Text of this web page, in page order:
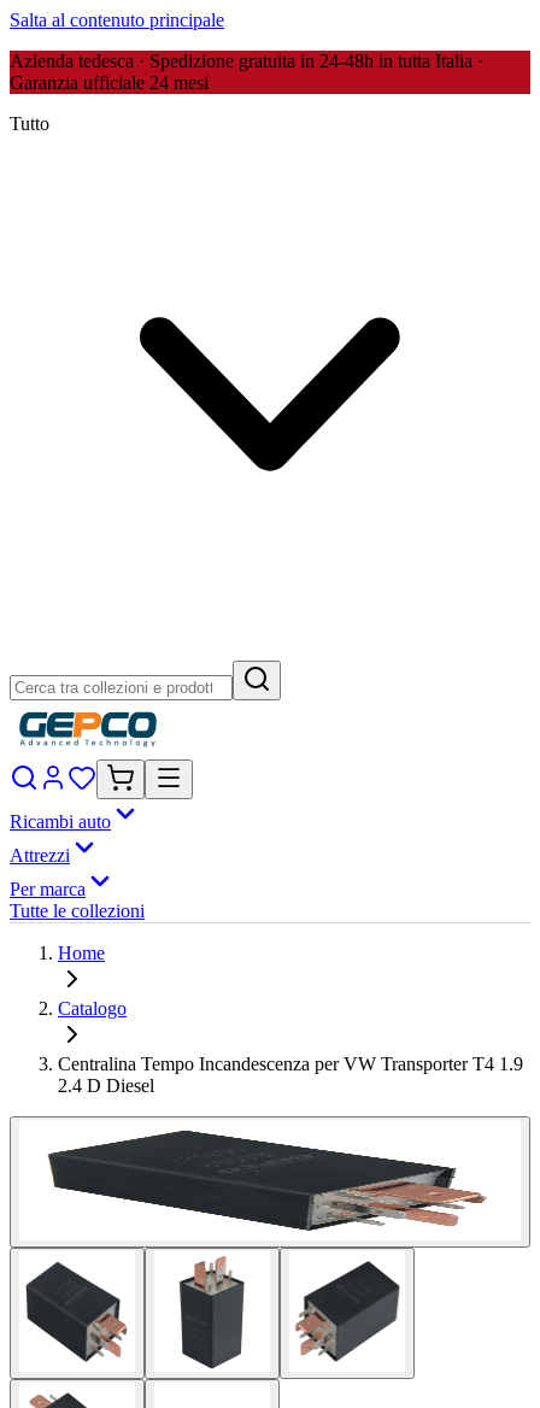
Salta al contenuto principale
Azienda tedesca · Spedizione gratuita in 24-48h in tutta Italia ·
Garanzia ufficiale 24 mesi
Tutto
Ricambi auto
Attrezzi
Per marca
Tutte le collezioni
Home
Catalogo
Centralina Tempo Incandescenza per VW Transporter T4 1.9
2.4 D Diesel